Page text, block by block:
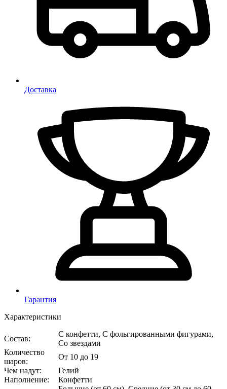
Доставка
Гарантия
Характеристики
Состав:
С конфетти, С фольгированными фигурами,
Со звездами
Количество
шаров:
От 10 до 19
Чем надут:
Гелий
Наполнение:
Конфетти